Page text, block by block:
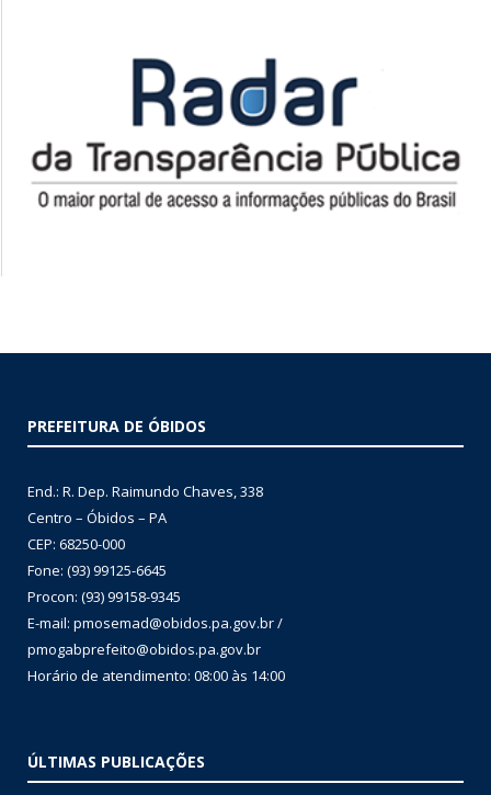
PREFEITURA DE ÓBIDOS
End.: R. Dep. Raimundo Chaves, 338
Centro – Óbidos – PA
CEP: 68250-000
Fone: (93) 99125-6645
Procon: (93) 99158-9345
E-mail: pmosemad@obidos.pa.gov.br /
pmogabprefeito@obidos.pa.gov.br
Horário de atendimento: 08:00 às 14:00
ÚLTIMAS PUBLICAÇÕES